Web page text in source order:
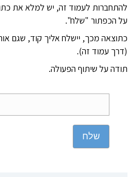
להתחברות לעמוד זה, יש למלא את
על הכפתור "שלח".
כתוצאה מכך, יישלח אליך קוד, שגם
(דרך עמוד זה).
תודה על שיתוף הפעולה.
שלח